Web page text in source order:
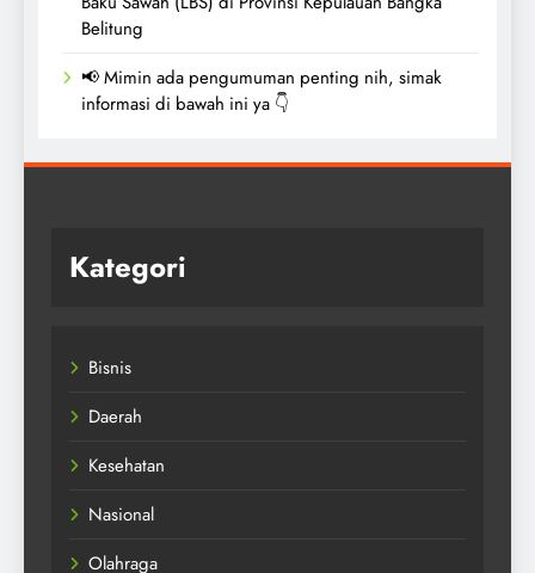
Belitung
📢 Mimin ada pengumuman penting nih, simak
informasi di bawah ini ya 👇
Kategori
Bisnis
Daerah
Kesehatan
Nasional
Olahraga